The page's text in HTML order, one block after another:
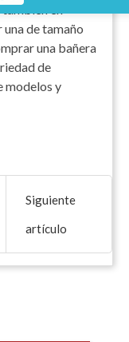
en
de tamaño
una bañera
de
modelos y
Siguiente
artículo